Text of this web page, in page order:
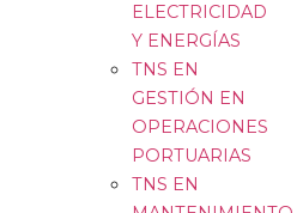
ELECTRICIDAD
Y ENERGÍAS
TNS EN
GESTIÓN EN
OPERACIONES
PORTUARIAS
TNS EN